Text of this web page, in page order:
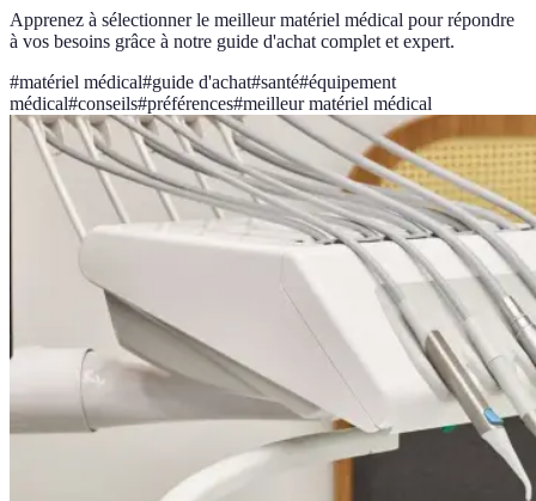
Apprenez à sélectionner le meilleur matériel médical pour répondre
à vos besoins grâce à notre guide d'achat complet et expert.
#matériel médical#guide d'achat#santé#équipement
médical#conseils#préférences#meilleur matériel médical